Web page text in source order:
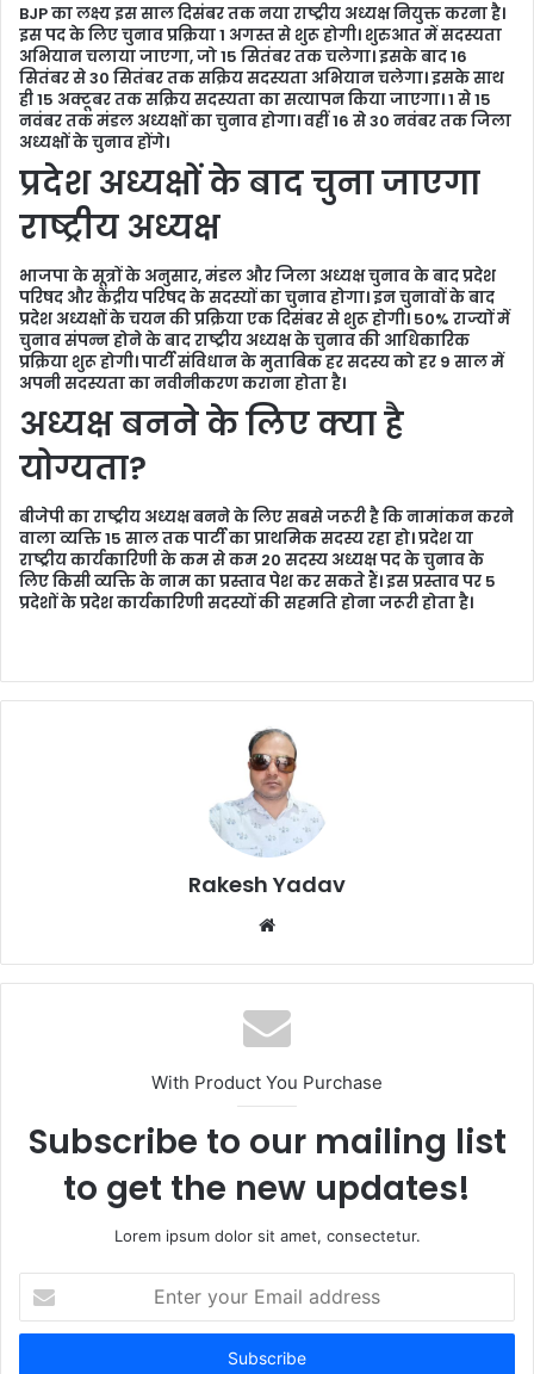
BJP का लक्ष्य इस साल दिसंबर तक नया राष्ट्रीय अध्यक्ष नियुक्त करना है।
इस पद के लिए चुनाव प्रक्रिया 1 अगस्त से शुरू होगी। शुरुआत में सदस्यता
अभियान चलाया जाएगा, जो 15 सितंबर तक चलेगा। इसके बाद 16
सितंबर से 30 सितंबर तक सक्रिय सदस्यता अभियान चलेगा। इसके साथ
ही 15 अक्टूबर तक सक्रिय सदस्यता का सत्यापन किया जाएगा। 1 से 15
नवंबर तक मंडल अध्यक्षों का चुनाव होगा। वहीं 16 से 30 नवंबर तक जिला
अध्यक्षों के चुनाव होंगे।
प्रदेश अध्यक्षों के बाद चुना जाएगा
राष्ट्रीय अध्यक्ष
भाजपा के सूत्रों के अनुसार, मंडल और जिला अध्यक्ष चुनाव के बाद प्रदेश
परिषद और केंद्रीय परिषद के सदस्यों का चुनाव होगा। इन चुनावों के बाद
प्रदेश अध्यक्षों के चयन की प्रक्रिया एक दिसंबर से शुरू होगी। 50% राज्यों में
चुनाव संपन्न होने के बाद राष्ट्रीय अध्यक्ष के चुनाव की आधिकारिक
प्रक्रिया शुरू होगी। पार्टी संविधान के मुताबिक हर सदस्य को हर 9 साल में
अपनी सदस्यता का नवीनीकरण कराना होता है।
अध्यक्ष बनने के लिए क्या है
योग्यता?
बीजेपी का राष्ट्रीय अध्यक्ष बनने के लिए सबसे जरूरी है कि नामांकन करने
वाला व्यक्ति 15 साल तक पार्टी का प्राथमिक सदस्य रहा हो। प्रदेश या
राष्ट्रीय कार्यकारिणी के कम से कम 20 सदस्य अध्यक्ष पद के चुनाव के
लिए किसी व्यक्ति के नाम का प्रस्ताव पेश कर सकते हैं। इस प्रस्ताव पर 5
प्रदेशों के प्रदेश कार्यकारिणी सदस्यों की सहमति होना जरूरी होता है।
Rakesh Yadav
b
s
i
e
With Product You Purchase
Subscribe to our mailing list
to get the new updates!
Lorem ipsum dolor sit amet, consectetur.
t